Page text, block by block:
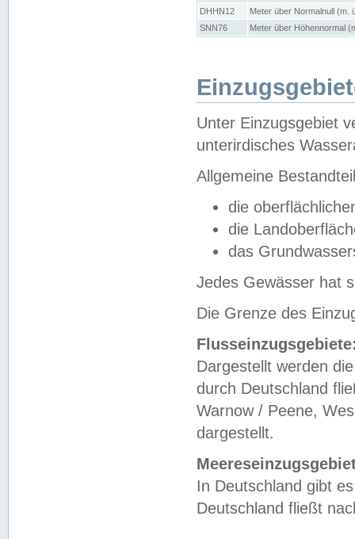
DHHN12
Meter über Normalnull (m.
SNN76
Meter über Höhennormal
Unter Einzugsgebiet
unterirdisches
Allgemeine
die
die
das
Jedes Gewässer hat
Die Grenze des
Dargestellt werden
durch Deutschland
Warnow / Peene,
dargestellt.
In Deutschland gibt
Deutschland fließt